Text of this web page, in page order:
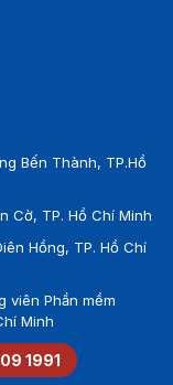
Bến Thành, TP.Hồ
Cờ, TP. Hồ Chí Minh
Hồng, TP. Hồ Chí
viên Phần mềm
Minh
1991